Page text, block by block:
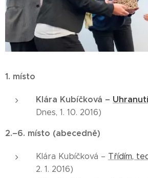
1. místo
Klára Kubíčková –
Dnes, 1. 10. 2016)
2.–6. místo (abecedně)
Klára Kubíčková – Třídím,
2. 1. 2016)